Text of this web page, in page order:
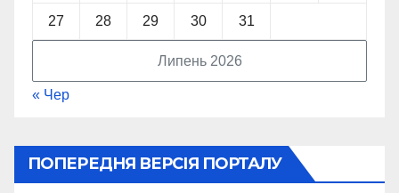
Липень 2026
27 28 29 30 31
« Чер
ПОПЕРЕДНЯ ВЕРСІЯ ПОРТАЛУ